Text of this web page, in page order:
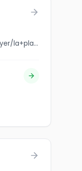
jobbank.gc.ca/browsejobs/employer/la+place+rendez-vous/ca